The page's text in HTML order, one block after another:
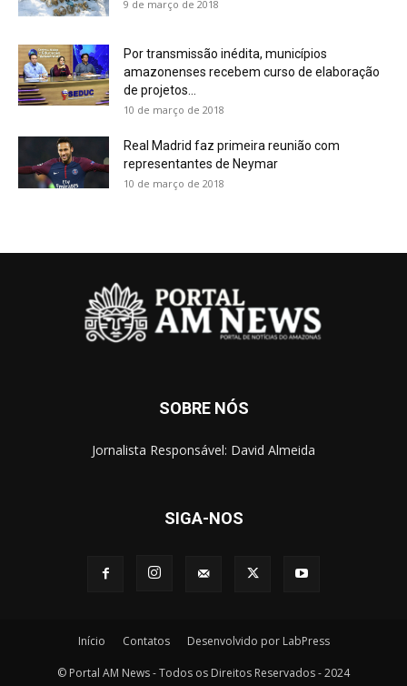
9 de março de 2018
Por transmissão inédita, municípios
amazonenses recebem curso de elaboração
de projetos...
10 de março de 2018
Real Madrid faz primeira reunião com
representantes de Neymar
10 de março de 2018
SOBRE NÓS
Jornalista Responsável: David Almeida
SIGA-NOS
Início Contatos Desenvolvido por LabPress
© Portal AM News - Todos os Direitos Reservados - 2024